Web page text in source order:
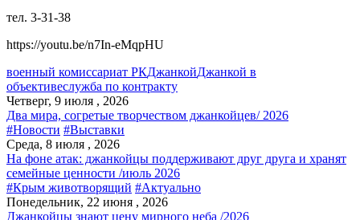
тел. 3-31-38
https://youtu.be/n7In-eMqpHU
военный комиссариат РКДжанкойДжанкой в
объективеслужба по контракту
Четверг, 9 июля , 2026
Два мира, согретые творчеством джанкойцев/ 2026
#Новости #Выставки
Среда, 8 июля , 2026
На фоне атак: джанкойцы поддерживают друг друга и хранят
семейные ценности /июль 2026
#Крым животворящий #Актуально
Понедельник, 22 июня , 2026
Джанкойцы знают цену мирного неба /2026